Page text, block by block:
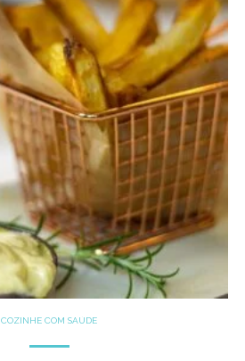
COZINHE COM SAÚDE
RECEITAS